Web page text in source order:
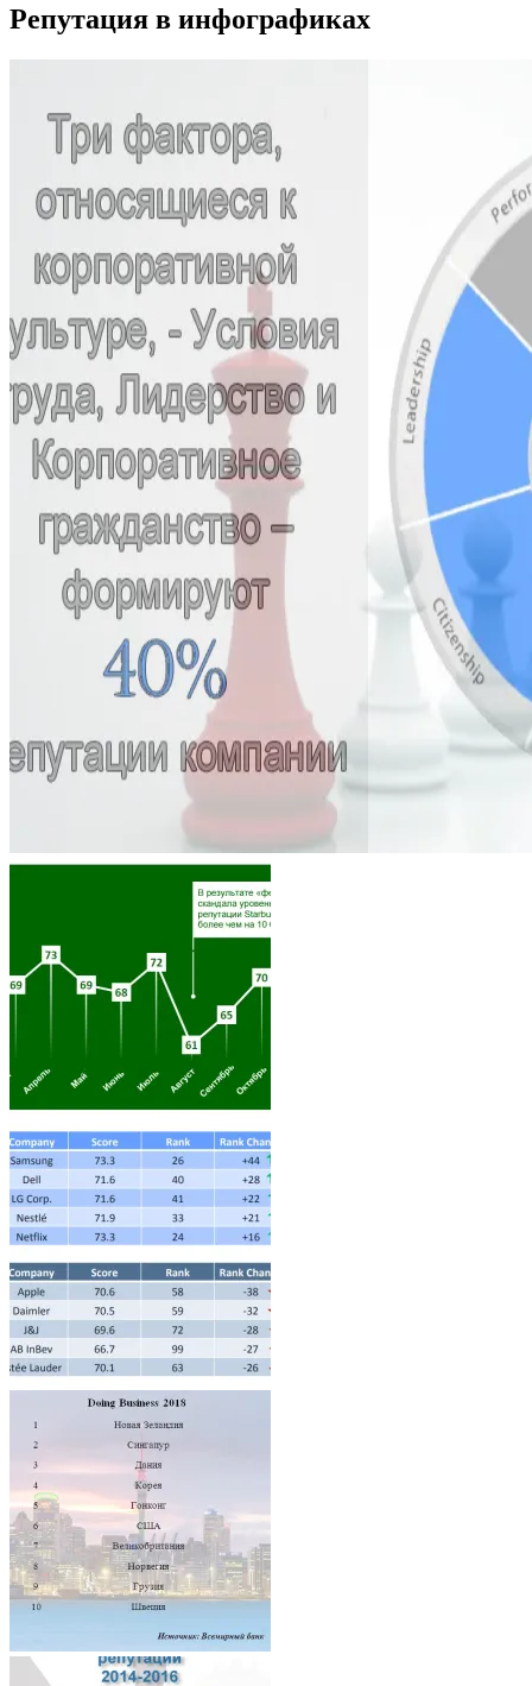
Репутация в инфографиках